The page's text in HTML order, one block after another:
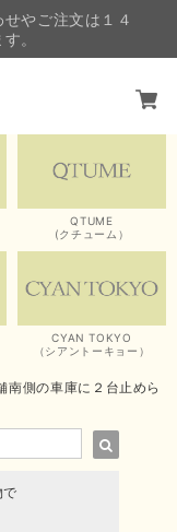
やご注文は１４
。
QTUME
(クチューム）
CYAN TOKYO
（シアントーキョー）
側の車庫に２台止めら